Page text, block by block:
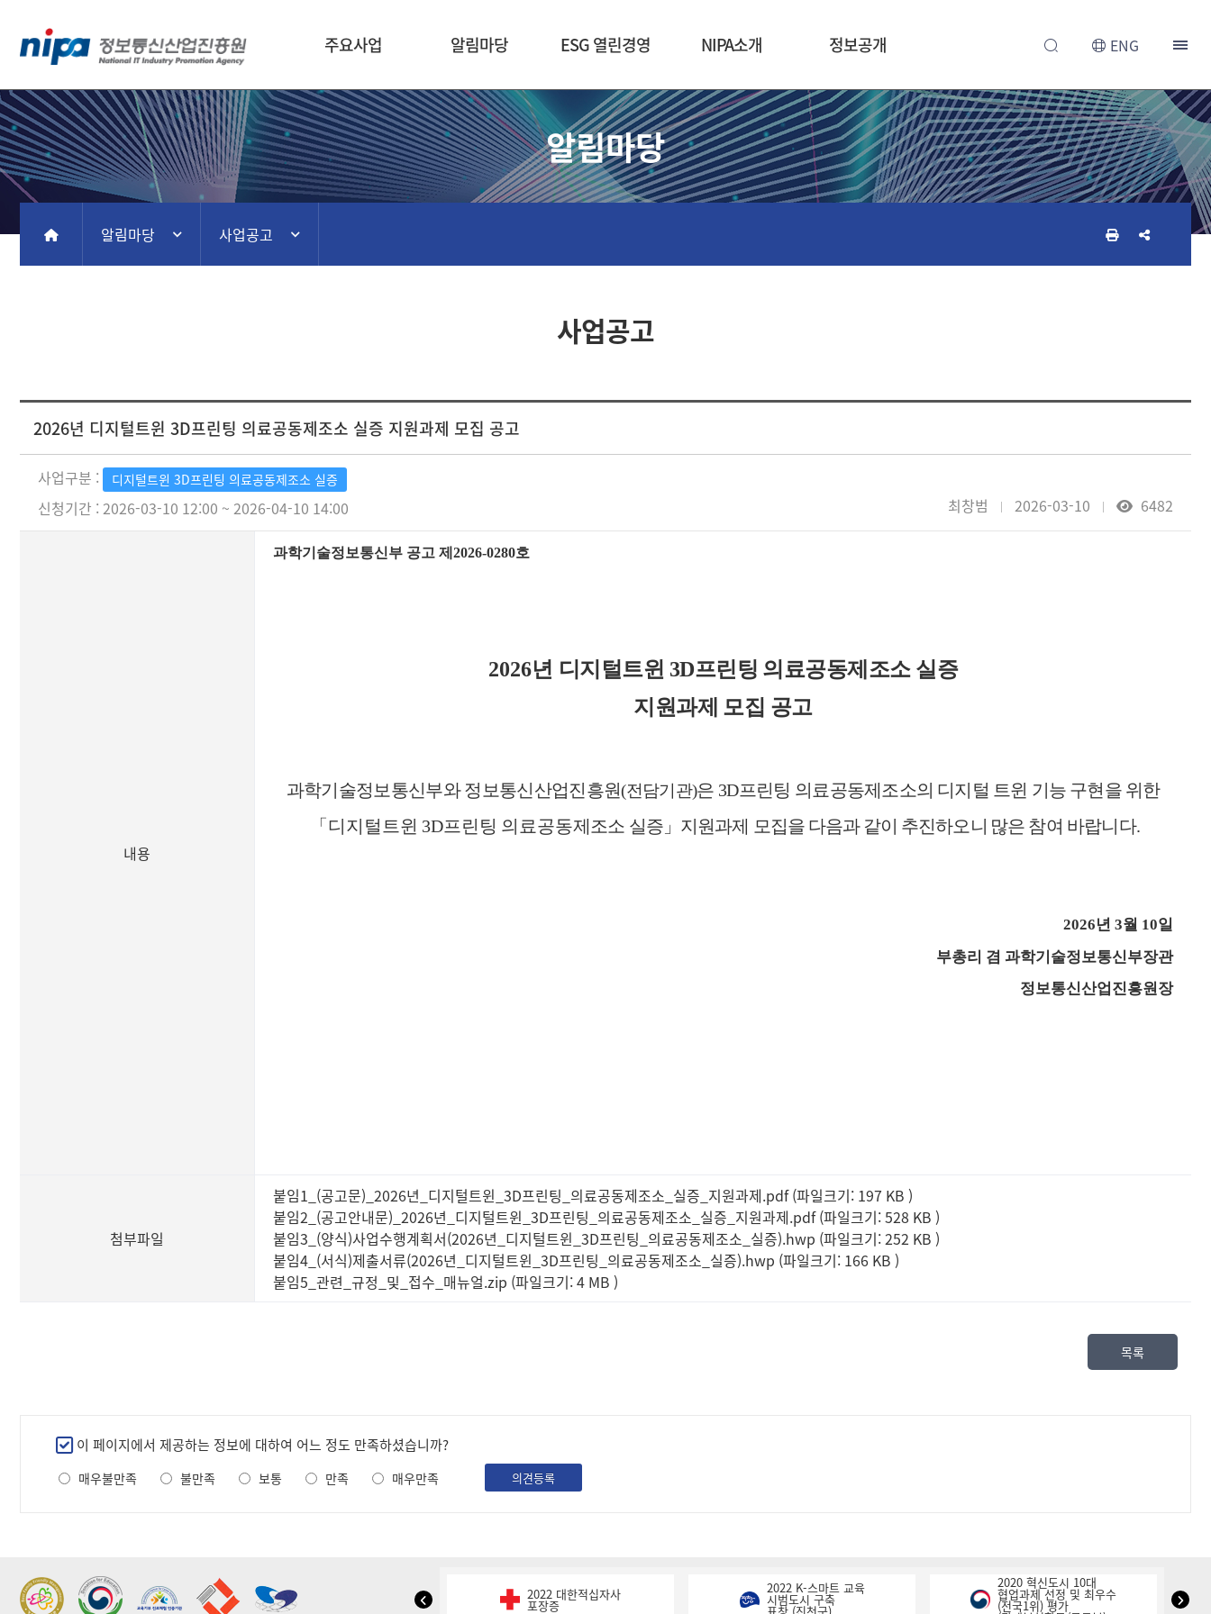
주요사업 알림마당 ESG 열린경영 NIPA소개 정보공개 ENG
알림마당
홈 알림마당 사업공고 인
쇄
기
공
유
기
사업공고
2026년 디지털트윈 3D프린팅 의료공동제조소 실증 지원과제 모집 공고
사업구분 : 디지털트윈 3D프린팅 의료공동제조소 실증
신청기간 : 2026-03-10 12:00 ~ 2026-04-10 14:00 최창범 2026-03-10 6482
내용
과학기술정보통신부 공고 제 2026-0280호
2026년 디지털트윈 3D프린팅 의료공동제조소 실증
지원과제 모집 공고
과학기술정보통신부와 정보통신산업진흥원(전담기관)은 3D프린팅 의료공동제조소의 디지털 트윈 기능 구현을 위한
「 디지털트윈 3D프린팅 의료공동제조소 실증 」 지원과제 모집을 다음과 같이 추진하오니 많은 참여 바랍니다.
2026년 3월 10일
부총리 겸 과학기술정보통신부장관
정보통신산업진흥원장
첨부파일
붙임1_(공고문)_2026년_디지털트윈_3D프린팅_의료공동제조소_실증_지원과제.pdf (파일크기: 197 KB )
붙임2_(공고안내문)_2026년_디지털트윈_3D프린팅_의료공동제조소_실증_지원과제.pdf (파일크기: 528 KB )
붙임3_(양식)사업수행계획서(2026년_디지털트윈_3D프린팅_의료공동제조소_실증).hwp (파일크기: 252 KB )
붙임4_(서식)제출서류(2026년_디지털트윈_3D프린팅_의료공동제조소_실증).hwp (파일크기: 166 KB )
붙임5_관련_규정_및_접수_매뉴얼.zip (파일크기: 4 MB )
목록
만
족
도
이 페이지에서 제공하는 정보에 대하여 어느 정도 만족하셨습니까?
매우불만족 불만족 보통 만족 매우만족 의견등록
NIPA
2022 가족친화우수기관
표창
2022 지역문제해결
플랫폼 표창
2022 대한적십자사
포장증
2022 K-스마트 교육
시범도시 구축
2020 혁신도시 10대
협업과제 선정 및 최우수
(전국1위) 평가
NIPA